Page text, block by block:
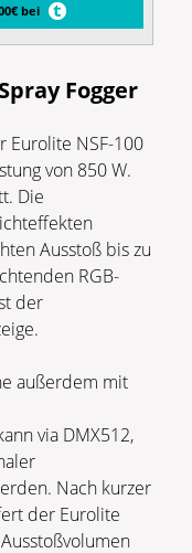
bei
Fogger
Eurolite NSF-100
von 850 W.
Die
Ausstoß bis zu
RGB-
der
außerdem mit
via DMX512,
Nach kurzer
der Eurolite